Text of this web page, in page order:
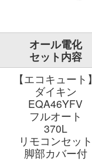
オール電化
セット内容
【エコキュート】
ダイキン
EQA46YFV
フルオート
370L
リモコンセット
脚部カバー付